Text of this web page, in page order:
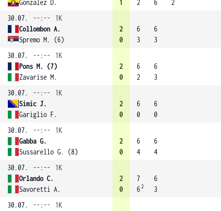
Gonzalez D. 1 2 6
2
30.07.
--:--
1K
Collombon A.
Spremo M. (6)
2
0
6
3
6
3
30.07.
--:--
1K
Pons M. (7)
Zavarise M.
2
0
6
2
6
3
30.07.
--:--
1K
Simic J.
Gariglio F.
2
0
6
0
6
0
30.07.
--:--
1K
Gabba G.
Sussarello G. (8)
2
0
6
4
6
4
30.07.
--:--
1K
Orlando C.
Savoretti A.
2
0
7
62
6
3
30.07.
--:--
1K